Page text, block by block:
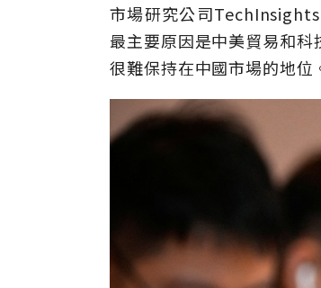
市場研究公司
最主要原因是中美貿易和
很難保持在中國市場的地位